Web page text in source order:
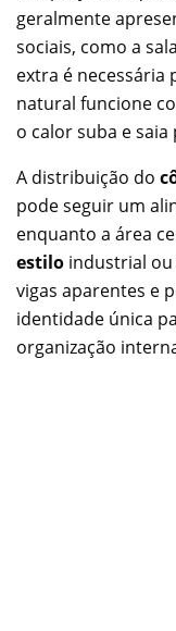
geralmente
sociais, como a
extra é necessária
natural funcione
o calor suba e
A distribuição do
pode seguir um
enquanto a área
estilo industrial
vigas aparentes e
identidade única
organização